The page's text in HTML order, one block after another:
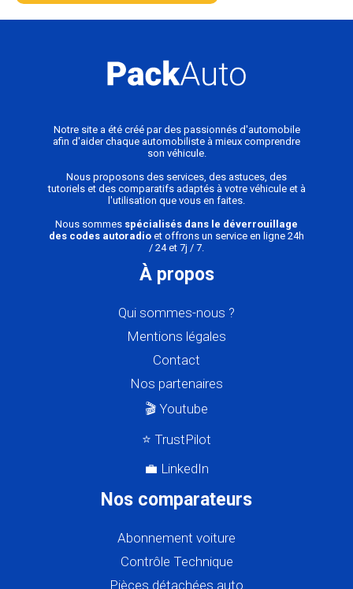
Notre site a été créé par des passionnés d'automobile
afin d'aider chaque automobiliste à mieux comprendre
son véhicule.
Nous proposons des services, des astuces, des
tutoriels et des comparatifs adaptés à votre véhicule et à
l'utilisation que vous en faites.
Nous sommes spécialisés dans le déverrouillage
des codes autoradio et offrons un service en ligne 24h
/ 24 et 7j / 7.
À propos
Qui sommes-nous ?
Mentions légales
Contact
Nos partenaires
🎬 Youtube
⭐ TrustPilot
💼 LinkedIn
Nos comparateurs
Abonnement voiture
Contrôle Technique
Pièces détachées auto